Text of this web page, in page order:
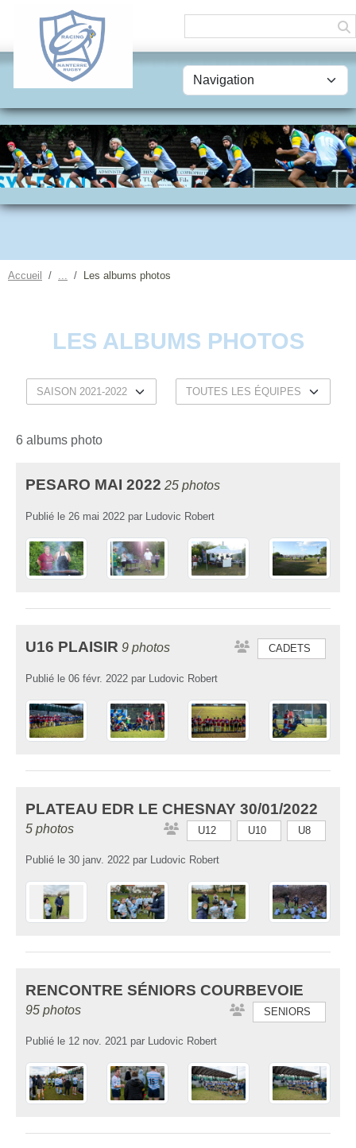
Accueil Les albums photos
LES ALBUMS PHOTOS
6 albums photo
PESARO MAI 2022 25 photos
Publié le 26 mai 2022 par Ludovic Robert
U16 PLAISIR 9 photos CADETS
Publié le 06 févr. 2022 par Ludovic Robert
PLATEAU EDR LE CHESNAY 30/01/2022
5 photos U12 U10 U8
Publié le 30 janv. 2022 par Ludovic Robert
RENCONTRE SÉNIORS COURBEVOIE
95 photos SENIORS
Publié le 12 nov. 2021 par Ludovic Robert
Panneau de gestion des cookies